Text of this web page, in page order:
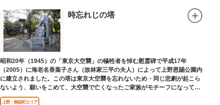
時忘れじの塔
昭和20年（1945）の「東京大空襲」の犠牲者を悼む慰霊碑で平成17年
（2005）に海老名香葉子さん（故林家三平の夫人）によって上野恩賜公園内
に建立されました。この塔は東京大空襲を忘れないため・同じ悲劇が起こら
ないよう、願いをこめて、大空襲で亡くなったご家族がモチーフになってい
る平和祈念母子像・時計塔です。
上野・御徒町エリア